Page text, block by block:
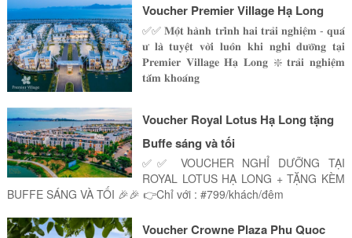
Voucher Premier Village Hạ Long
✅✅ 𝐌𝐨̣̂𝐭 𝐡𝐚̀𝐧𝐡 𝐭𝐫𝐢̀𝐧𝐡 𝐡𝐚𝐢 𝐭𝐫𝐚̉𝐢 𝐧𝐠𝐡𝐢𝐞̣̂𝐦 - 𝐪𝐮𝐚́
𝐮̛ 𝐥𝐚̀ 𝐭𝐮𝐲𝐞̣̂𝐭 𝐯𝐨̛̀𝐢 𝐥𝐮𝐨̂𝐧 𝐤𝐡𝐢 𝐧𝐠𝐡𝐢̉ 𝐝𝐮̛𝐨̛̃𝐧𝐠 𝐭𝐚̣𝐢
𝐏𝐫𝐞𝐦𝐢𝐞𝐫 𝐕𝐢𝐥𝐥𝐚𝐠𝐞 𝐇𝐚̣ 𝐋𝐨𝐧𝐠 ❇️ 𝐭𝐫𝐚̉𝐢 𝐧𝐠𝐡𝐢𝐞̣̂𝐦
𝐭𝐚̆́𝐦 𝐤𝐡𝐨𝐚́𝐧𝐠
Voucher Royal Lotus Hạ Long tặng
Buffe sáng và tối
✅✅ VOUCHER NGHỈ DƯỠNG TẠI
ROYAL LOTUS HẠ LONG + TẶNG KÈM
BUFFE SÁNG VÀ TỐI 🎉🎉 👉Chỉ với : #799/khách/đêm
Voucher Crowne Plaza Phu Quoc